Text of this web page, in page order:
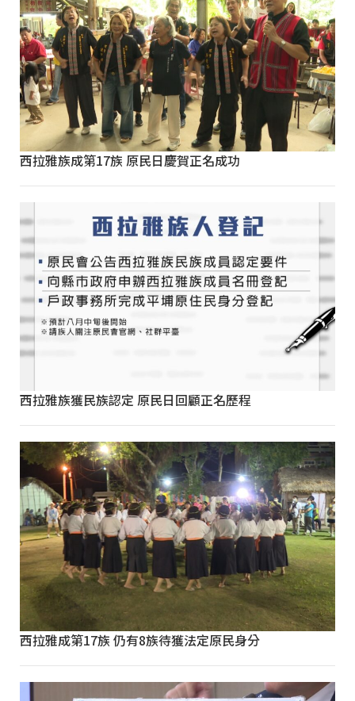
西拉雅族成第17族 原民日慶賀正名成功
西拉雅族獲民族認定 原民日回顧正名歷程
西拉雅成第17族 仍有8族待獲法定原民身分